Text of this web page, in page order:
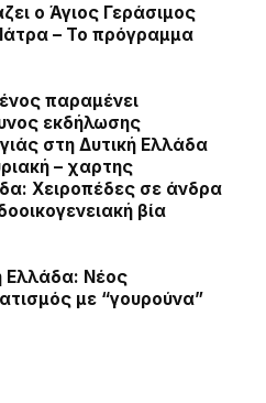
ο Άγιος Γεράσιμος
– Το πρόγραμμα
παραμένει
εκδήλωσης
στη Δυτική Ελλάδα
– χαρτης
Χειροπέδες σε άνδρα
βία
Ελλάδα: Νέος
με “γουρούνα”